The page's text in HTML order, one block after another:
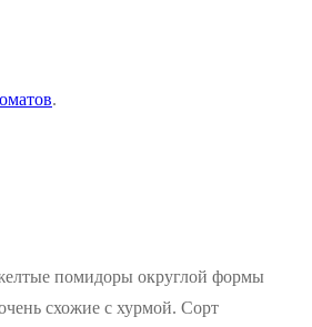
.
помидоры округлой формы
схожие с хурмой. Сорт